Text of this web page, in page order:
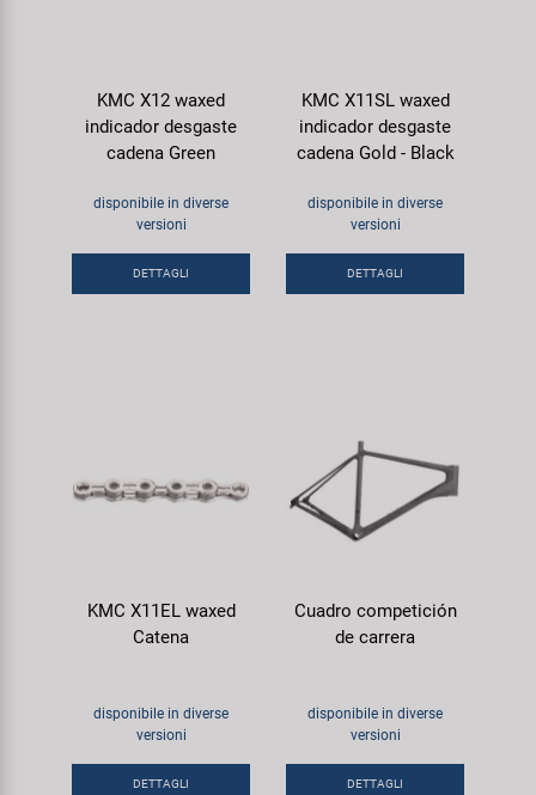
KMC X12 waxed
indicador desgaste
cadena Green
disponibile in diverse
versioni
DETTAGLI
KMC X11SL waxed
indicador desgaste
cadena Gold - Black
disponibile in diverse
versioni
DETTAGLI
KMC X11EL waxed
Catena
disponibile in diverse
versioni
DETTAGLI
Cuadro competición
de carrera
disponibile in diverse
versioni
DETTAGLI